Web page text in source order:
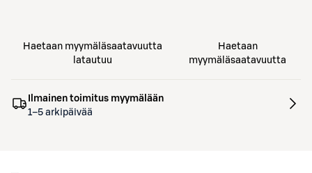
Haetaan myymäläsaatavuutta
latautuu
Haetaan
myymäläsaatavuutta
Ilmainen toimitus myymälään
1–5 arkipäivää